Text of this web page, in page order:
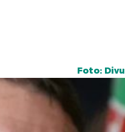
Foto: